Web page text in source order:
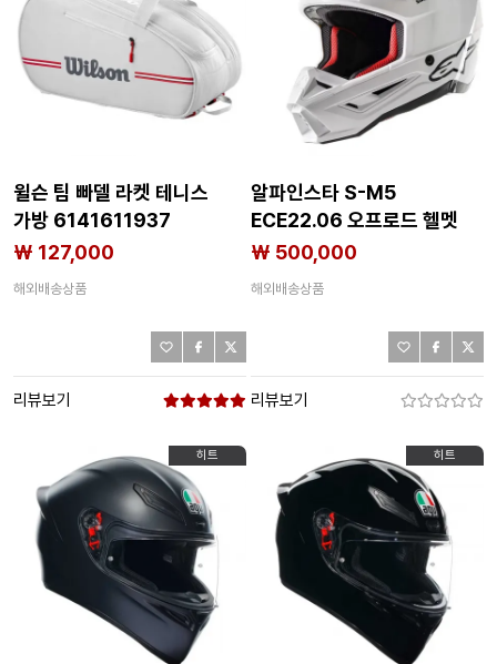
윌슨 팀 빠델 라켓 테니스
가방 6141611937
₩ 127,000
해외배송상품
리뷰보기
알파인스타 S-M5
ECE22.06 오프로드 헬멧
4139838620
₩ 500,000
해외배송상품
리뷰보기
히트 히트